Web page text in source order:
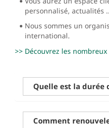
personnalisé, actualités
Nous sommes un
international.
>> Découvrez les
Quelle est la durée
Comment